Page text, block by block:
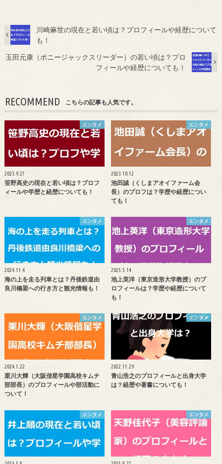
川崎麻世の現在と若い頃は？プロフィールや経歴について
も！
玉田元康（ボニージャックスリーダー）の若い頃は？プロ
フィールや経歴についても！
RECOMMEND こちらの記事も人気です。
エンタメ
2023.9.27
笹野高史の現在と若い頃は？プロフ
ィールや学歴と経歴についても！
エンタメ
2023.10.12
池田誠（くしまアオイファーム会
長）のプロフは？学歴や経歴につい
ても！
エンタメ
2024.11.4
海の上を走る列車とは？丹後鉄道由
良川橋梁への行き方と観光情報も！
エンタメ
2025.5.14
池上英洋（東京造形大学教授）のプ
ロフィールは？学歴や経歴について
も！
エンタメ
2024.1.22
栗川大輝（大阪偕星学園高校キムチ
部部長）のプロフィールや部活動に
ついて！
エンタメ
2022.11.29
青山浩之のプロフィールと出身大学
は？経歴や著書についても！
エンタメ エンタメ